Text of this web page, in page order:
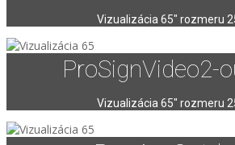
Vizualizácia 65″ rozmeru
ProSignVideo2-
Vizualizácia 65″ rozmeru